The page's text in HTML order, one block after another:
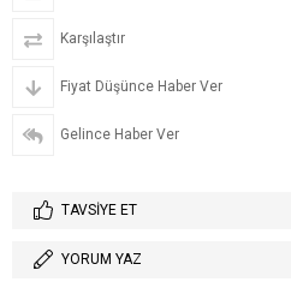
Karşılaştır
Fiyat Düşünce Haber Ver
Gelince Haber Ver
TAVSIYE ET
YORUM YAZ